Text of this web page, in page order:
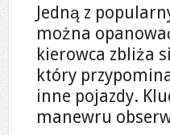
Jedną z
można
kierowca zbliża
który
inne pojazdy.
manewru